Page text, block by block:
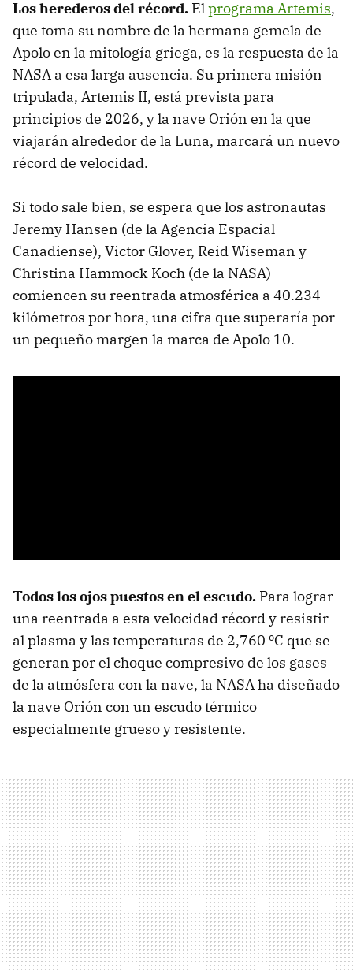
Los herederos del récord. Elprograma Artemis,
que toma su nombre de la hermana gemela de
Apolo en la mitología griega, es la respuesta de la
NASA a esa larga ausencia. Su primera misión
tripulada, Artemis II, está prevista para
principios de 2026, y la nave Orión en la que
viajarán alrededor de la Luna, marcará un nuevo
récord de velocidad.
Si todo sale bien, se espera que los astronautas
Jeremy Hansen (de la Agencia Espacial
Canadiense), Victor Glover, Reid Wiseman y
Christina Hammock Koch (de la NASA)
comiencen su reentrada atmosférica a 40.234
kilómetros por hora, una cifra que superaría por
un pequeño margen la marca de Apolo 10.
Todos los ojos puestos en el escudo. Para lograr
una reentrada a esta velocidad récord y resistir
al plasma y las temperaturas de 2,760 ºC que se
generan por el choque compresivo de los gases
de la atmósfera con la nave, la NASA ha diseñado
la nave Orión con un escudo térmico
especialmente grueso y resistente.